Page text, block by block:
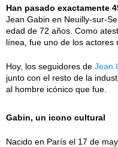
Han pasado exactamente
Jean Gabin en Neuilly-sur-
edad de 72 años. Como
línea, fue uno de los actores
Hoy, los seguidores de Jean
junto con el resto de la
al hombre icónico que fue.
Gabin, un icono cultural
Nacido en París el 17 de